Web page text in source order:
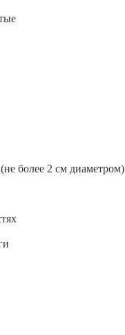
более 2 см диаметром)